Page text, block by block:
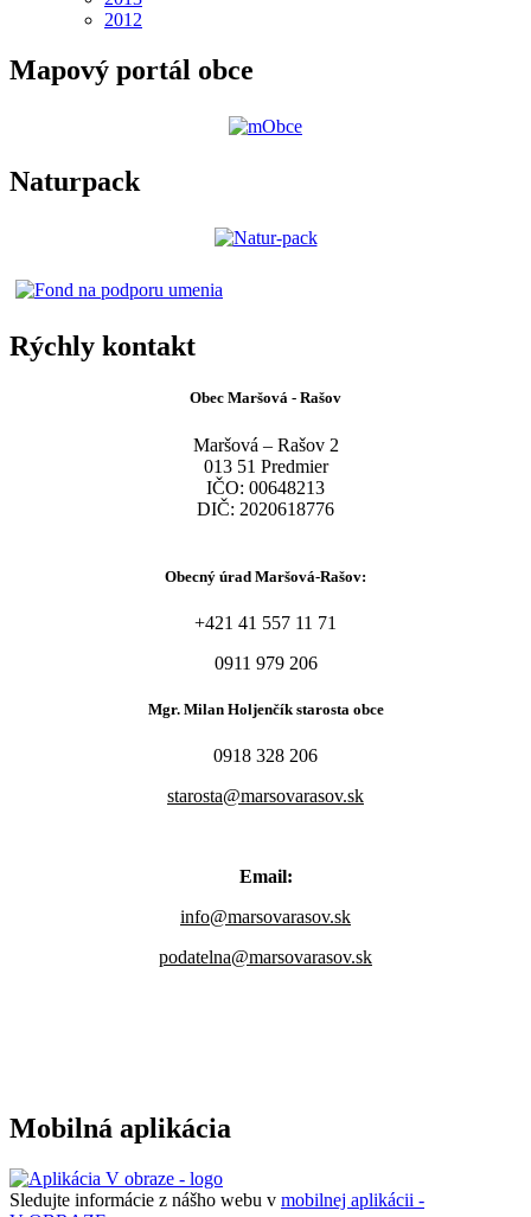
2012
Mapový portál obce
Naturpack
Rýchly kontakt
Obec Maršová - Rašov
Maršová – Rašov 2
013 51 Predmier
IČO: 00648213
DIČ: 2020618776
Obecný úrad Maršová-Rašov:
+421 41 557 11 71
0911 979 206
Mgr. Milan Holjenčík starosta obce
0918 328 206
starosta@marsovarasov.sk
Email:
info@marsovarasov.sk
podatelna@marsovarasov.sk
Mobilná aplikácia
Sledujte informácie z nášho webu v mobilnej aplikácii -